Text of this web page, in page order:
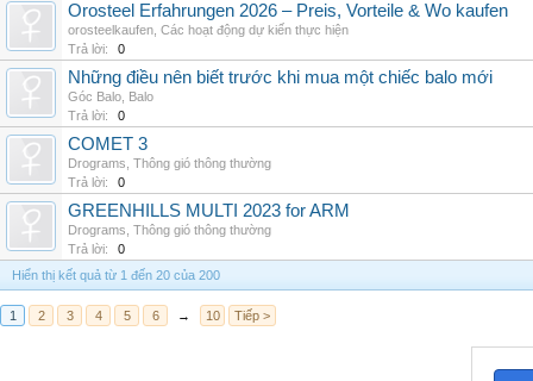
Orosteel Erfahrungen 2026 – Preis, Vorteile & Wo kaufen
orosteelkaufen Các hoạt động dự kiến thực hiện
Trả lời:
0
Những điều nên biết trước khi mua một chiếc balo mới
Góc Balo Balo
Trả lời:
0
COMET 3
Drograms Thông gió thông thường
Trả lời:
0
GREENHILLS MULTI 2023 for ARM
Drograms Thông gió thông thường
Trả lời:
0
Hiển thị kết quả từ 1 đến 20 của 200
1 2 3 4 5 6 → 10 Tiếp >